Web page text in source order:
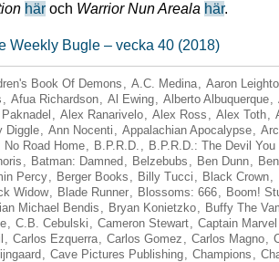
här och Warrior Nun Areala här.
Weekly Bugle – vecka 40 (2018)
Book Of Demons, A.C. Medina, Aaron
, Afua Richardson, Al Ewing, Alberto Albuquerque,
, Alex Ranarivelo, Alex Ross , Alex Toth,
Diggle, Ann Nocenti , Appalachian Apocalypse,
No Road Home, B.P.R.D. , B.P.R.D.: The Devil You
, Batman: Damned , Belzebubs , Ben Dunn,
Percy, Berger Books , Billy Tucci , Black Crown,
Widow, Blade Runner, Blossoms: 666, Boom!
Michael Bendis , Bryan Konietzko, Buffy The
, C.B. Cebulski , Cameron Stewart, Captain Marvel
, Carlos Ezquerra, Carlos Gomez , Carlos Magno,
, Cave Pictures Publishing, Champions ,